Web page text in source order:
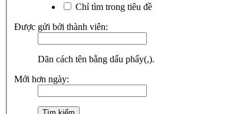
Chỉ tìm trong tiêu đề
Được gửi bởi thành viên:
Dãn cách tên bằng dấu phẩy(,).
Mới hơn ngày: